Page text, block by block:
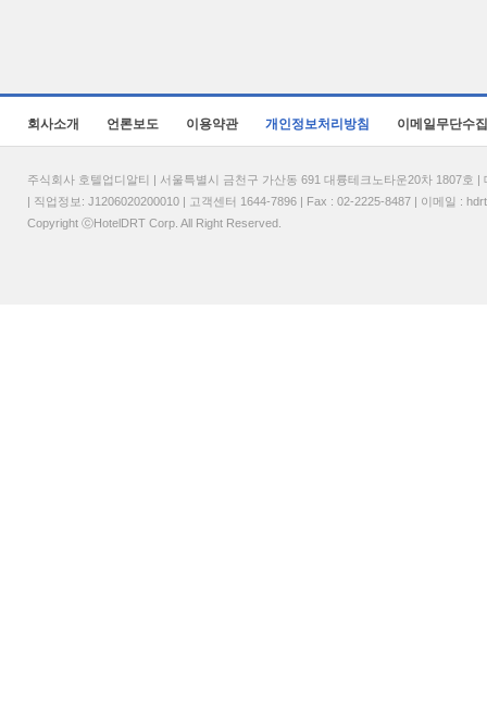
회사소개 언론보도 이용약관 개인정보처리방침 이메일무단수
주식회사 호텔업디알티 | 서울특별시 금천구 가산동 691 대륭테크노타운20차 1807
| 직업정보: J1206020200010 | 고객센터 1644-7896 | Fax : 02-2225-8487 | 이메일 :
Copyright ⓒHotelDRT Corp. All Right Reserved.